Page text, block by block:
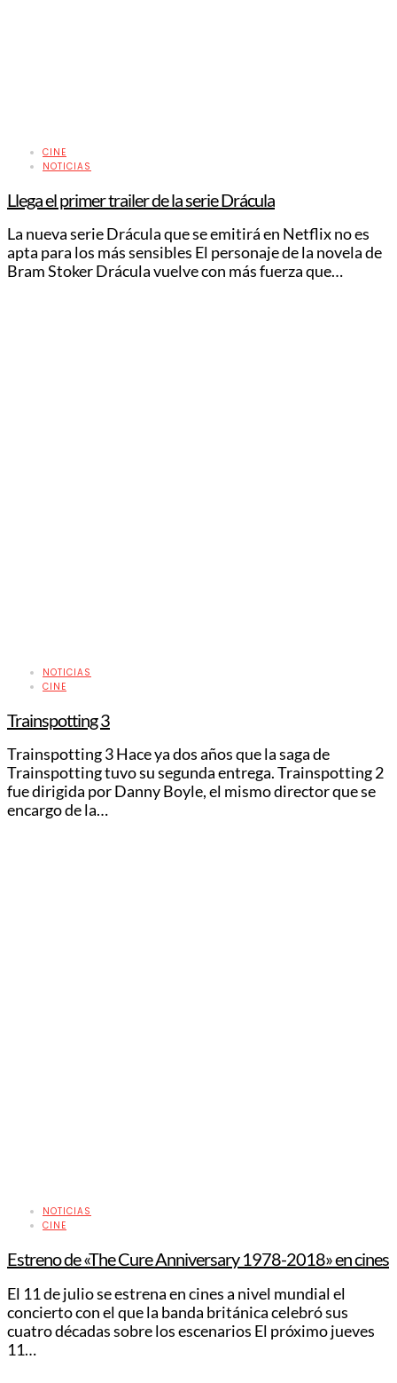
CINE
NOTICIAS
Llega el primer trailer de la serie Drácula
La nueva serie Drácula que se emitirá en Netflix no es
apta para los más sensibles El personaje de la novela de
Bram Stoker Drácula vuelve con más fuerza que…
NOTICIAS
CINE
Trainspotting 3
Trainspotting 3 Hace ya dos años que la saga de
Trainspotting tuvo su segunda entrega. Trainspotting 2
fue dirigida por Danny Boyle, el mismo director que se
encargo de la…
NOTICIAS
CINE
Estreno de «The Cure Anniversary 1978-2018» en cines
El 11 de julio se estrena en cines a nivel mundial el
concierto con el que la banda británica celebró sus
cuatro décadas sobre los escenarios El próximo jueves
11…